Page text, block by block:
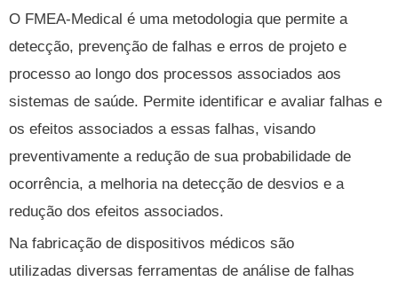
O FMEA-Medical é uma metodologia que permite a
detecção, prevenção de falhas e erros de projeto e
processo ao longo dos processos associados aos
sistemas de saúde. Permite identificar e avaliar falhas e
os efeitos associados a essas falhas, visando
preventivamente a redução de sua probabilidade de
ocorrência, a melhoria na detecção de desvios e a
redução dos efeitos associados.
Na fabricação de dispositivos médicos são
utilizadas diversas ferramentas de análise de falhas